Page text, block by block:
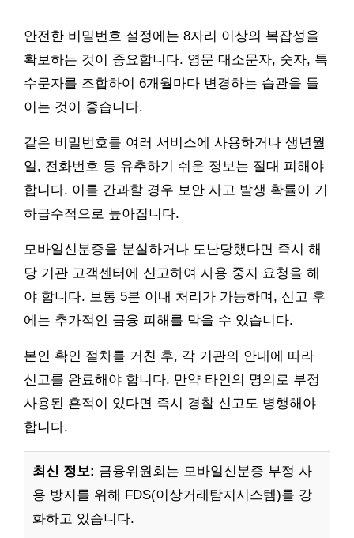
안전한 비밀번호 설정에는 8자리 이상의 복잡성을
확보하는 것이 중요합니다. 영문 대소문자, 숫자, 특
수문자를 조합하여 6개월마다 변경하는 습관을 들
이는 것이 좋습니다.
같은 비밀번호를 여러 서비스에 사용하거나 생년월
일, 전화번호 등 유추하기 쉬운 정보는 절대 피해야
합니다. 이를 간과할 경우 보안 사고 발생 확률이 기
하급수적으로 높아집니다.
모바일신분증을 분실하거나 도난당했다면 즉시 해
당 기관 고객센터에 신고하여 사용 중지 요청을 해
야 합니다. 보통 5분 이내 처리가 가능하며, 신고 후
에는 추가적인 금융 피해를 막을 수 있습니다.
본인 확인 절차를 거친 후, 각 기관의 안내에 따라
신고를 완료해야 합니다. 만약 타인의 명의로 부정
사용된 흔적이 있다면 즉시 경찰 신고도 병행해야
합니다.
최신 정보: 금융위원회는 모바일신분증 부정 사
용 방지를 위해 FDS(이상거래탐지시스템)를 강
화하고 있습니다.